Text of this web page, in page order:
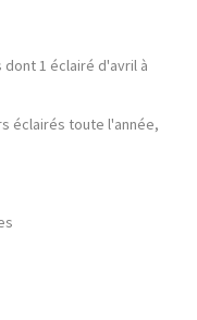
1 éclairé d'avril à
éclairés toute l'année,